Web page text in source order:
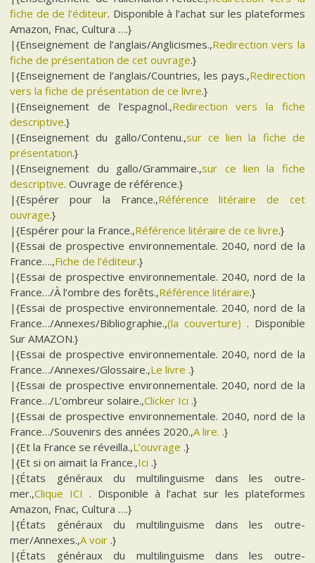
fiche de de l’éditeur. Disponible à l’achat sur les plateformes
Amazon, Fnac, Cultura ….}
|{Enseignement de l’anglais/Anglicismes.,Redirection vers la
fiche de présentation de cet ouvrage.}
|{Enseignement de l’anglais/Countries, les pays.,Redirection
vers la fiche de présentation de ce livre.}
|{Enseignement de l’espagnol.,Redirection vers la fiche
descriptive.}
|{Enseignement du gallo/Contenu.,sur ce lien la fiche de
présentation.}
|{Enseignement du gallo/Grammaire.,sur ce lien la fiche
descriptive. Ouvrage de référence.}
|{Espérer pour la France.,Référence litéraire de cet
ouvrage.}
|{Espérer pour la France.,Référence litéraire de ce livre.}
|{Essai de prospective environnementale. 2040, nord de la
France….,Fiche de l’éditeur.}
|{Essai de prospective environnementale. 2040, nord de la
France…/À l’ombre des forêts.,Référence litéraire.}
|{Essai de prospective environnementale. 2040, nord de la
France…/Annexes/Bibliographie.,(la couverture) . Disponible
Sur AMAZON.}
|{Essai de prospective environnementale. 2040, nord de la
France…/Annexes/Glossaire.,Le livre .}
|{Essai de prospective environnementale. 2040, nord de la
France…/L’ombreur solaire.,Clicker Ici .}
|{Essai de prospective environnementale. 2040, nord de la
France…/Souvenirs des années 2020.,A lire. .}
|{Et la France se réveilla.,L’ouvrage .}
|{Et si on aimait la France.,Ici .}
|{États généraux du multilinguisme dans les outre-
mer.,Clique ICI . Disponible à l’achat sur les plateformes
Amazon, Fnac, Cultura ….}
|{États généraux du multilinguisme dans les outre-
mer/Annexes.,A voir .}
|{États généraux du multilinguisme dans les outre-